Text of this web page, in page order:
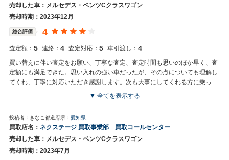
ます。 重ねまして、この度は誠にありがとうございました。
売却した車：メルセデス・ベンツCクラスワゴン
売却時期：2023年12月
総合評価 4
査定額： 5 連絡： 4 査定対応： 5 車引渡し： 4
買い替えに伴い査定をお願い、丁寧な査定、査定時間も思いのほか早く、査
定額にも満足できた。思い入れの強い車だったが、その点についても理解し
てくれ、丁寧に対応いただき感謝します。次も大事にしてくれる方に乗って
▼ 全てを表示する
投稿者：きなこ 都道府県： 愛知県
買取店名： ネクステージ 買取事業部 買取コールセンター
売却した車：メルセデス・ベンツCクラスワゴン
売却時期：2023年7月